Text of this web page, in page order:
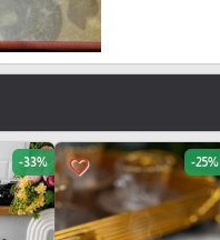
favorite_border -25%
-33%